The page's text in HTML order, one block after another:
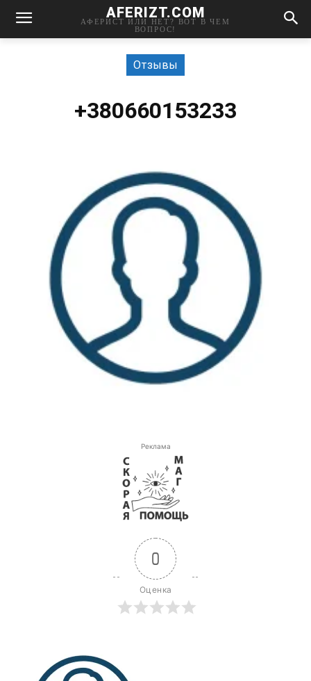
AFERIZT.COM
АФЕРИСТ ИЛИ НЕТ? ВОТ В ЧЕМ
ВОПРОС!
Отзывы
+380660153233
Реклама
0
Оценка